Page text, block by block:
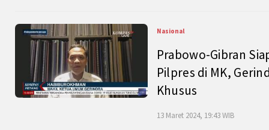
Nasional
Prabowo-Gibran
Pilpres di MK,
Khusus
13 Maret 2024, 19:43 WIB